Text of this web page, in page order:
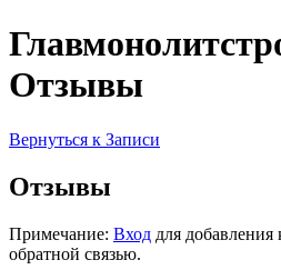
Отзывы
Вернуться к Записи
Отзывы
Примечание: Вход для
обратной связью.